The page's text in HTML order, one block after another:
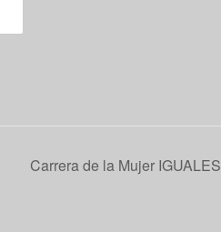
Carrera de la Mujer IGUALES